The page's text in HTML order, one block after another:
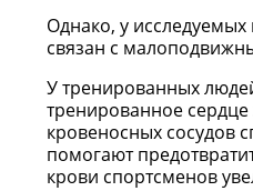
Однако, у исследуемых
связан с
У тренированных
тренированное
кровеносных сосудов
помогают
крови спортсменов